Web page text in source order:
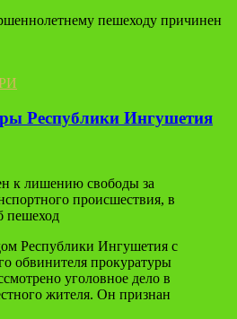
пешеходу причинен
Республики Ингушетия
к лишению свободы за
происшествия, в
пешеход
Республики Ингушетия с
обвинителя прокуратуры
уголовное дело в
жителя. Он признан